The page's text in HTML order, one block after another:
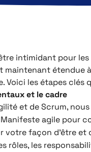
intimidant pour
maintenant étendue
Voici les étapes
et le cadre
et de Scrum,
agile pour
votre façon d’être et
rôles, les